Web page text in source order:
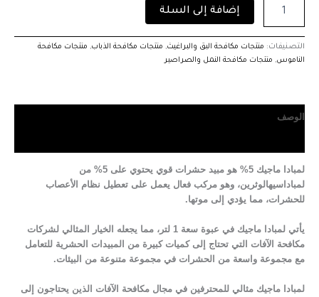
إضافة إلى السلة
التصنيفات: منتجات مكافحة البق والبراغيث, منتجات مكافحة الذباب, منتجات مكافحة
الناموس, منتجات مكافحة النمل والصراصير
الوصف
لمبادا ماجيك 5% هو مبيد حشرات قوي يحتوي على 5% من
لمباداسيهالوثرين، وهو مركب فعال يعمل على تعطيل نظام الأعصاب
للحشرات، مما يؤدي إلى موتها.
يأتي لمبادا ماجيك في عبوة سعة 1 لتر، مما يجعله الخيار المثالي لشركات
مكافحة الآفات التي تحتاج إلى كميات كبيرة من المبيدات الحشرية للتعامل
مع مجموعة واسعة من الحشرات في مجموعة متنوعة من البيئات.
لمبادا ماجيك مثالي للمحترفين في مجال مكافحة الآفات الذين يحتاجون إلى